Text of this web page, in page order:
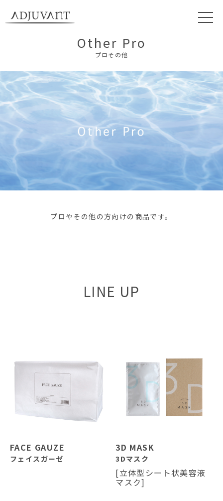
Other Pro
プロその他
プロやその他の方向けの商品です。
LINE UP
FACE GAUZE
フェイスガーゼ
3D MASK
3Dマスク
[立体型シート状美容液
マスク]